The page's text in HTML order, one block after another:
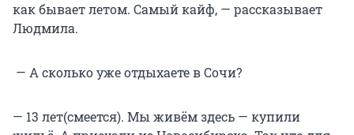
как бывает летом. Самый кайф, — рассказывает
Людмила.
— А сколько уже отдыхаете в Сочи?
— 13 лет(смеется). Мы живём здесь — купили